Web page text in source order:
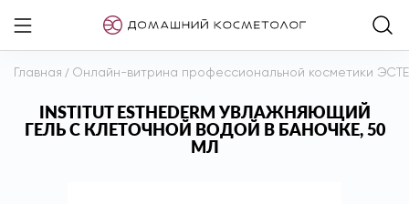
Главная / Онлайн-витрина профессиональной косметики
INSTITUT ESTHEDERM УВЛАЖНЯЮЩИЙ
ГЕЛЬ С КЛЕТОЧНОЙ ВОДОЙ В БАНОЧКЕ, 50
МЛ